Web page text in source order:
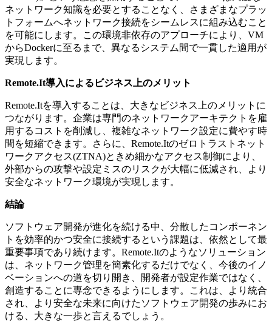
ネットワーク知識を必要とすることなく、さまざまなプラッ
トフォームへネットワーク接続をシームレスに組み込むこと
を可能にします。この環境非依存のアプローチにより、VM
からDockerに至るまで、異なるシステム間で一貫した適用が
実現します。
Remote.It導入によるビジネス上のメリット
Remote.Itを導入することは、大きなビジネス上のメリットに
つながります。企業は専門のネットワークアーキテクトを雇
用するコストを削減し、複雑なネットワーク設定に費やす時
間を短縮できます。さらに、Remote.Itのゼロトラストネット
ワークアクセス(ZTNA)ときめ細かなアクセス制御により、
外部からの攻撃や設定ミスのリスクが大幅に低減され、より
安全なネットワーク環境が実現します。
結論
ソフトウェア開発が進化を続ける中、分散したコンポーネン
トを効率的かつ安全に接続するという課題は、依然として最
重要事項であり続けます。Remote.Itのようなソリューション
は、ネットワーク管理を簡素化するだけでなく、今後のイノ
ベーションへの道を切り開き、開発者が設定作業ではなく、
創造することに専念できるようにします。これは、より統合
され、より安全な未来に向けたソフトウェア開発の歩みにお
ける、大きな一歩と言えるでしょう。